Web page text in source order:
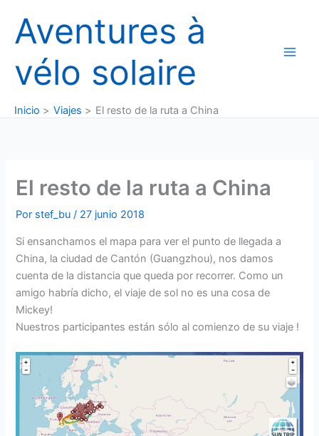
contenido
Aventures à
vélo solaire
Inicio Viajes El resto de la ruta a China
El resto de la ruta a China
Por stef_bu/ 27 junio 2018
Si ensanchamos el mapa para ver el punto de llegada a
China, la ciudad de Cantón (Guangzhou), nos damos
cuenta de la distancia que queda por recorrer. Como un
amigo habría dicho, el viaje de sol no es una cosa de
Mickey!
Nuestros participantes están sólo al comienzo de su viaje !